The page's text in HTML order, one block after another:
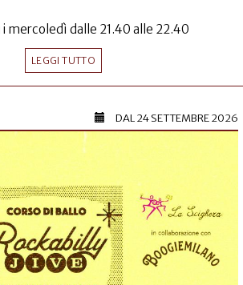
i mercoledì dalle 21.40 alle 22.40
LEGGI TUTTO
DAL24 SETTEMBRE 2026